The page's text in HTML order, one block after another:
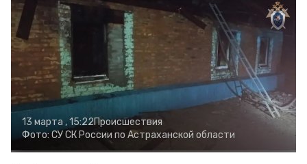
13 марта , 15:22Происшествия
Фото:СУ СК России по Астраханской области